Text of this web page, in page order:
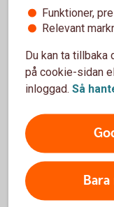
väljer vilka
Vi hjälper dig
Finansiella
konsekvenser
Så hittar
Under fliken
Funktioner,
Relevant
Du kan ta tillbaka
på cookie-sidan
inloggad. Så